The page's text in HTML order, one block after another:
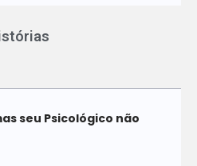
seu Psicológico não